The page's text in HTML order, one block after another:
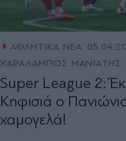
ΑΘΛΗΤΙΚΑ ΝΕΑ
ΧΑΡΑΛΑΜΠΟΣ ΜΑΝΙΑΤΗΣ
Super League 2:
Κηφισιά ο
χαμογελά!